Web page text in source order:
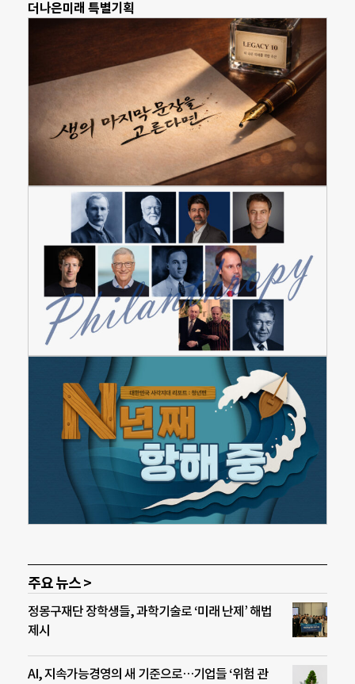
더나은미래 특별기획
주요 뉴스 >
정몽구재단 장학생들, 과학기술로 ‘미래 난제’ 해법
제시
AI, 지속가능경영의 새 기준으로…기업들 ‘위험 관